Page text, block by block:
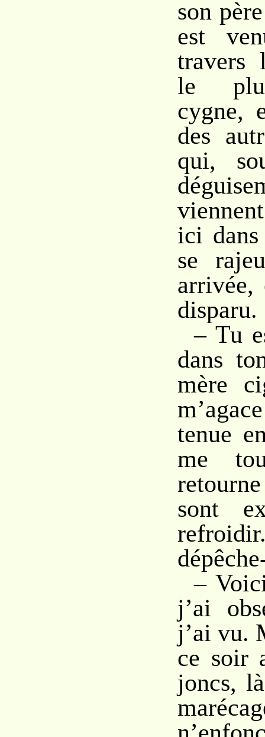
son
est
travers
le
cygne,
des
qui,
ici
se
disparu.
– Tu
dans
mère
tenue
me
sont
–
j’ai
j’ai vu.
ce soir
joncs,